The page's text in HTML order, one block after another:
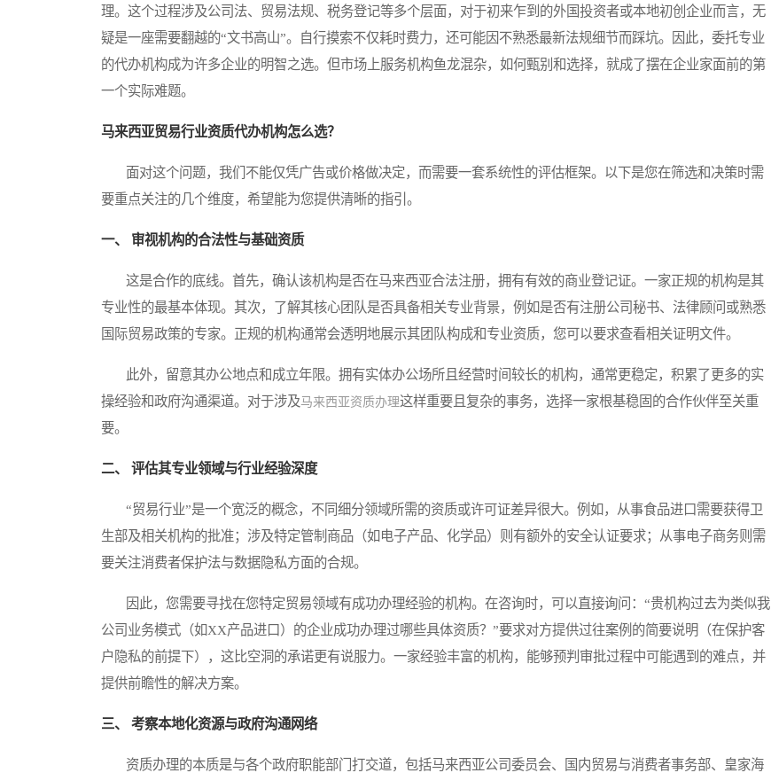
理。这个过程涉及公司法、贸易法规、税务登记等多个层面，对于初来乍到的外国投资者或本地初创企业而言，无
疑是一座需要翻越的“文书高山”。自行摸索不仅耗时费力，还可能因不熟悉最新法规细节而踩坑。因此，委托专业
的代办机构成为许多企业的明智之选。但市场上服务机构鱼龙混杂，如何甄别和选择，就成了摆在企业家面前的第
一个实际难题。
马来西亚贸易行业资质代办机构怎么选？
面对这个问题，我们不能仅凭广告或价格做决定，而需要一套系统性的评估框架。以下是您在筛选和决策时需
要重点关注的几个维度，希望能为您提供清晰的指引。
一、 审视机构的合法性与基础资质
这是合作的底线。首先，确认该机构是否在马来西亚合法注册，拥有有效的商业登记证。一家正规的机构是其
专业性的最基本体现。其次，了解其核心团队是否具备相关专业背景，例如是否有注册公司秘书、法律顾问或熟悉
国际贸易政策的专家。正规的机构通常会透明地展示其团队构成和专业资质，您可以要求查看相关证明文件。
此外，留意其办公地点和成立年限。拥有实体办公场所且经营时间较长的机构，通常更稳定，积累了更多的实
操经验和政府沟通渠道。对于涉及马来西亚资质办理这样重要且复杂的事务，选择一家根基稳固的合作伙伴至关重
要。
二、 评估其专业领域与行业经验深度
“贸易行业”是一个宽泛的概念，不同细分领域所需的资质或许可证差异很大。例如，从事食品进口需要获得卫
生部及相关机构的批准；涉及特定管制商品（如电子产品、化学品）则有额外的安全认证要求；从事电子商务则需
要关注消费者保护法与数据隐私方面的合规。
因此，您需要寻找在您特定贸易领域有成功办理经验的机构。在咨询时，可以直接询问：“贵机构过去为类似我
公司业务模式（如XX产品进口）的企业成功办理过哪些具体资质？”要求对方提供过往案例的简要说明（在保护客
户隐私的前提下），这比空洞的承诺更有说服力。一家经验丰富的机构，能够预判审批过程中可能遇到的难点，并
提供前瞻性的解决方案。
三、 考察本地化资源与政府沟通网络
资质办理的本质是与各个政府职能部门打交道，包括马来西亚公司委员会、国内贸易与消费者事务部、皇家海